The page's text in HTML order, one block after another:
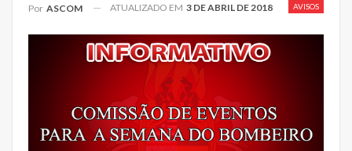
AVISOS
Por ASCOM ATUALIZADO EM 3 DE ABRIL DE 2018